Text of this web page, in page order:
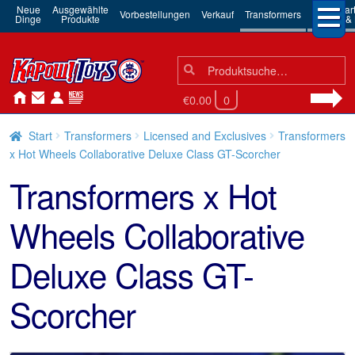
Neue
Dinge
Ausgewählte
Produkte Vorbestellungen Verkauf Transformers 3rd
Robots
Suchen
nach:
Suche
€0.00 0
Start Transformers Licensed and Exclusives
Transformers
x Hot Wheels Collaborative Deluxe Class GT-Scorcher
Transformers x Hot
Wheels Collaborative
Deluxe Class GT-
Scorcher